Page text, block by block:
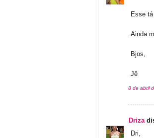
Esse
Ainda
Bjos,
Jê
8 de abril
Driza
Dri,